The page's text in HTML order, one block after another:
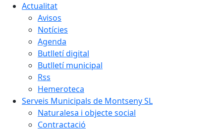
Actualitat
Avisos
Notícies
Agenda
Butlletí digital
Butlletí municipal
Rss
Hemeroteca
Serveis Municipals de Montseny SL
Naturalesa i objecte social
Contractació